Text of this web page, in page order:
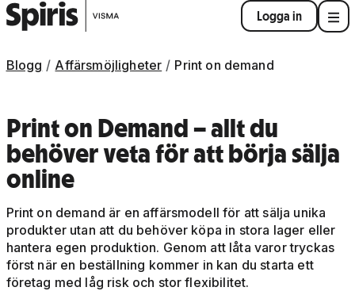
Logga in
Blogg Affärsmöjligheter Print on demand
Print on Demand – allt du
behöver veta för att börja sälja
online
Print on demand är en affärsmodell för att sälja unika
produkter utan att du behöver köpa in stora lager eller
hantera egen produktion. Genom att låta varor tryckas
först när en beställning kommer in kan du starta ett
företag med låg risk och stor flexibilitet.